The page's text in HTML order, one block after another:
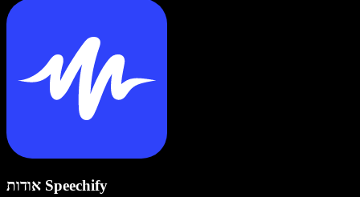
אודות Speechify